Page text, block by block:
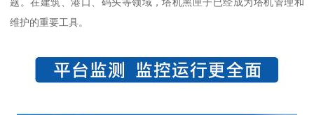
题。在建筑、港口、码头等领域，塔机黑匣子已经成为塔机管理和
维护的重要工具。